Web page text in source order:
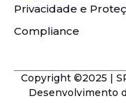
Privacidade e
Compliance
Copyright ©2025 |
Desenvolvimento